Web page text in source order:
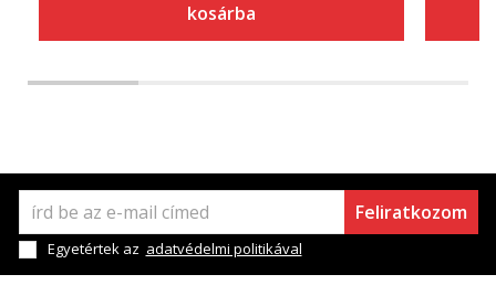
kosárba
Feliratkozom
Egyetértek az adatvédelmi politikával